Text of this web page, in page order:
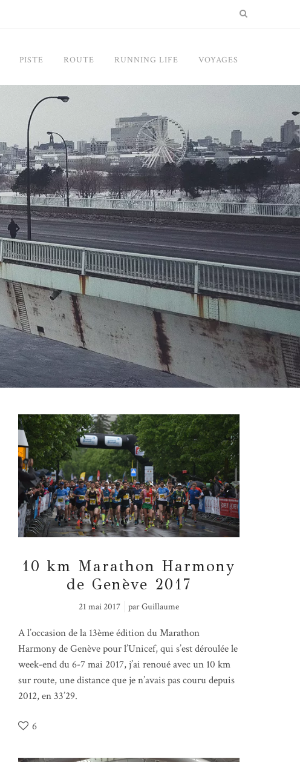
PISTE ROUTE RUNNING LIFE VOYAGES
10 km Marathon Harmony
de Genève 2017
21 mai 2017 parGuillaume
A l’occasion de la 13ème édition du Marathon
Harmony de Genève pour l’Unicef, qui s’est déroulée le
week-end du 6-7 mai 2017, j’ai renoué avec un 10 km
sur route, une distance que je n’avais pas couru depuis
2012, en 33’29.
6